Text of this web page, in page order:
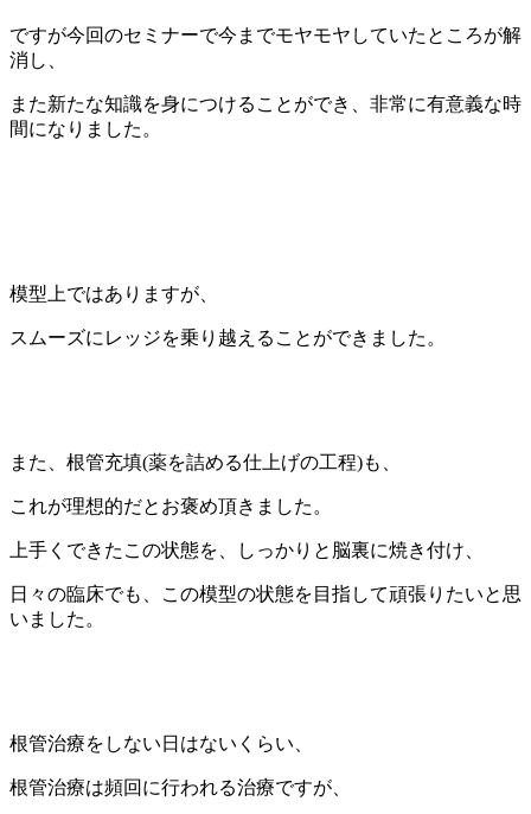
ですが今回のセミナーで今までモヤモヤしていたところが解
消し、
また新たな知識を身につけることができ、非常に有意義な時
間になりました。
模型上ではありますが、
スムーズにレッジを乗り越えることができました。
また、根管充填(薬を詰める仕上げの工程)も、
これが理想的だとお褒め頂きました。
上手くできたこの状態を、しっかりと脳裏に焼き付け、
日々の臨床でも、この模型の状態を目指して頑張りたいと思
いました。
根管治療をしない日はないくらい、
根管治療は頻回に行われる治療ですが、